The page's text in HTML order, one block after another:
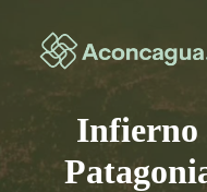
contenido
Infierno